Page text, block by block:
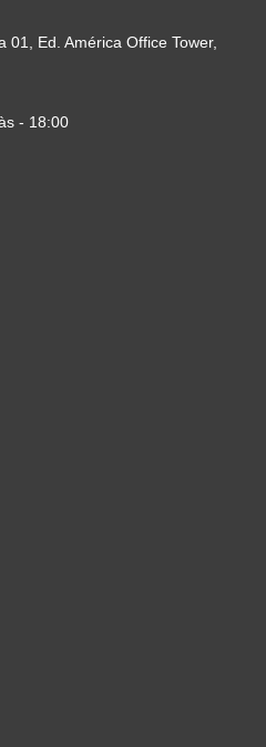
01, Ed. América Office Tower,
- 18:00